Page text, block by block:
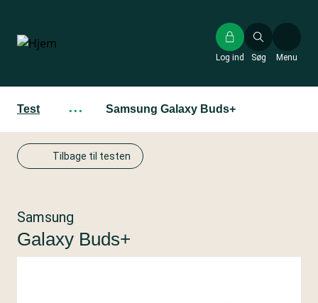
hovedindhold
Søg
Log ind Menu
Test ··· Samsung Galaxy Buds+
Tilbage til testen
Samsung
Galaxy Buds+